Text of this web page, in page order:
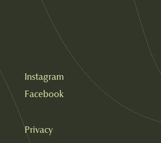
Instagram
Facebook
Privacy